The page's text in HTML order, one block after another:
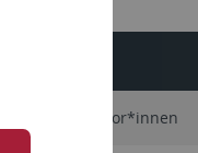
und Tutor*innen